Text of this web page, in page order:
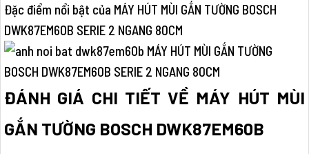
Đặc điểm nổi bật của MÁY HÚT MÙI GẮN TƯỜNG BOSCH
DWK87EM60B SERIE 2 NGANG 80CM
ĐÁNH GIÁ CHI TIẾT VỀ MÁY HÚT MÙI
GẮN TƯỜNG BOSCH DWK87EM60B